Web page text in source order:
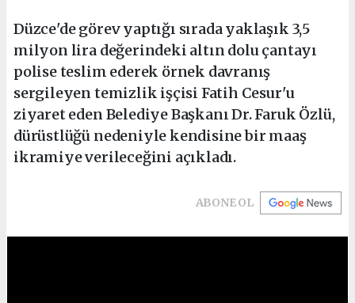
Düzce'de görev yaptığı sırada yaklaşık 3,5
milyon lira değerindeki altın dolu çantayı
polise teslim ederek örnek davranış
sergileyen temizlik işçisi Fatih Cesur'u
ziyaret eden Belediye Başkanı Dr. Faruk Özlü,
dürüstlüğü nedeniyle kendisine bir maaş
ikramiye verileceğini açıkladı.
ABONE OL